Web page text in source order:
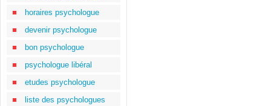
horaires psychologue
devenir psychologue
bon psychologue
psychologue libéral
etudes psychologue
liste des psychologues